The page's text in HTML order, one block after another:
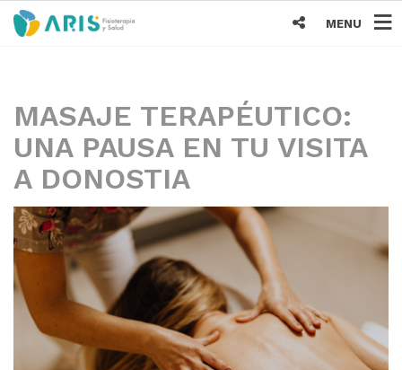
MENU
MASAJE TERAPÉUTICO:
UNA PAUSA EN TU VISITA
A DONOSTIA